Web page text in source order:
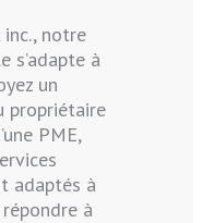
inc., notre
s’adapte à
un
propriétaire
PME,
adaptés à
à